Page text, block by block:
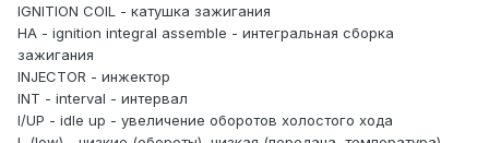
IGNITION COIL - катушка зажигания
НА - ignition integral assemble - интегральная сборка
зажигания
INJECTOR - инжектор
INT - interval - интервал
I/UP - idle up - увеличение оборотов холостого хода